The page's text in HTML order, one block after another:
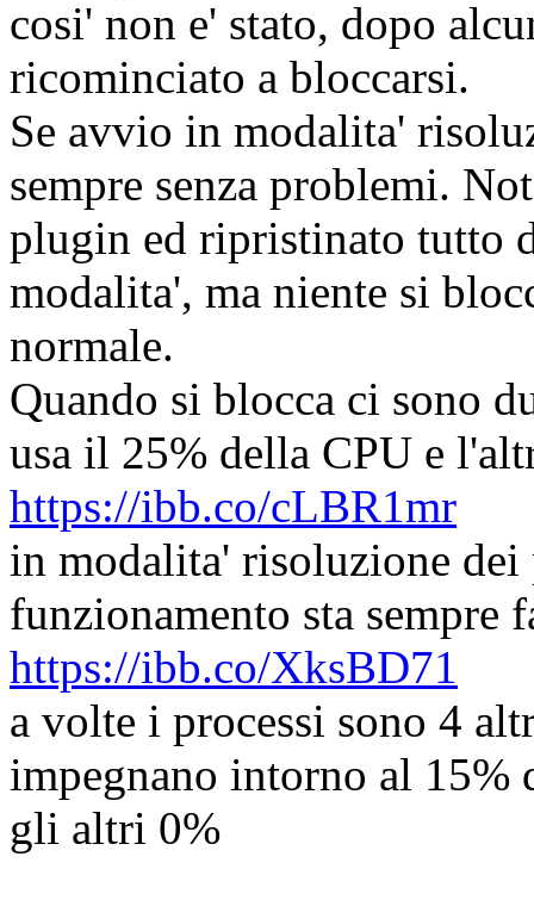
cosi' non e' stato, dopo
ricominciato a bloccarsi.
Se avvio in modalita'
sempre senza problemi.
plugin ed ripristinato tutto
modalita', ma niente si
normale.
Quando si blocca ci sono
usa il 25% della CPU e
https://ibb.co/cLBR1mr
in modalita' risoluzione
funzionamento sta sempre
https://ibb.co/XksBD71
a volte i processi sono 4
impegnano intorno al
gli altri 0%